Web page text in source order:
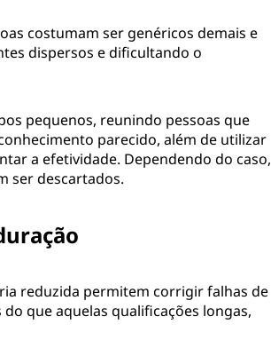
costumam ser genéricos demais e
dispersos e dificultando o
pequenos, reunindo pessoas que
parecido, além de utilizar
a efetividade. Dependendo do caso,
ser descartados.
reduzida permitem corrigir falhas de
que aquelas qualificações longas,